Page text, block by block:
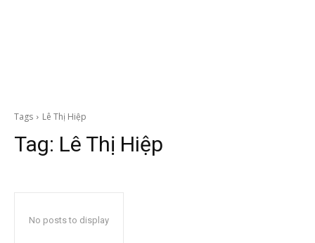
Tags Lê Thị Hiệp
Tag: Lê Thị Hiệp
No posts to display